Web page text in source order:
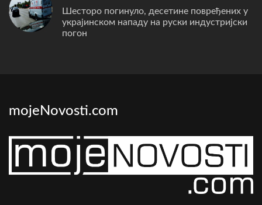
Шесторо погинуло, десетине повређених у
украјинском нападу на руски индустријски
погон
mojeNovosti.com